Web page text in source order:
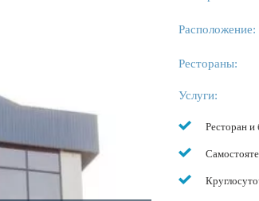
Расположение:
Рестораны:
Услуги:
Ресторан и